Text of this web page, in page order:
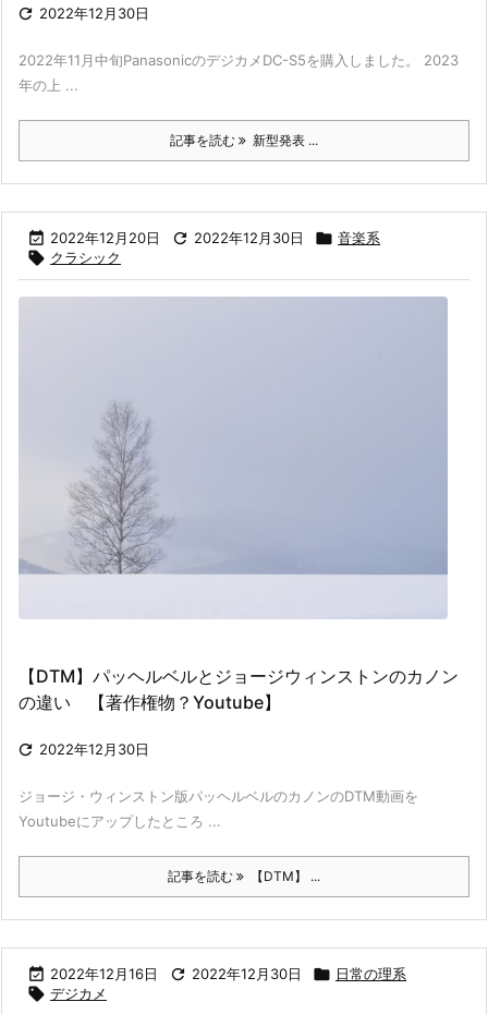
 2022年12月30日
2022年11月中旬PanasonicのデジカメDC-S5を購入しました。 2023
年の上 ...
記事を読む 新型発表 ...
 2022年12月20日  2022年12月30日  音楽系
 クラシック
【DTM】パッヘルベルとジョージウィンストンのカノン
の違い 【著作権物？Youtube】
 2022年12月30日
ジョージ・ウィンストン版パッヘルベルのカノンのDTM動画を
Youtubeにアップしたところ ...
記事を読む 【DTM】 ...
 2022年12月16日  2022年12月30日  日常の理系
 デジカメ